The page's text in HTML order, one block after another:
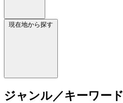
現在地から探す
ジャンル／キーワード